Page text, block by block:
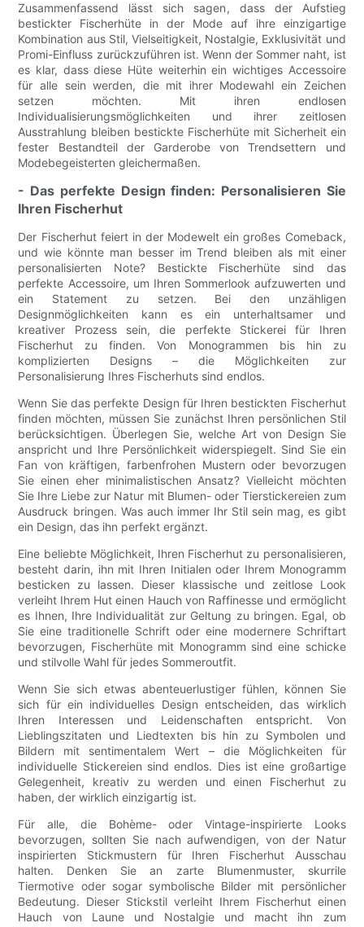
Zusammenfassend lässt sich sagen, dass der Aufstieg
bestickter Fischerhüte in der Mode auf ihre einzigartige
Kombination aus Stil, Vielseitigkeit, Nostalgie, Exklusivität und
Promi-Einfluss zurückzuführen ist. Wenn der Sommer naht, ist
es klar, dass diese Hüte weiterhin ein wichtiges Accessoire
für alle sein werden, die mit ihrer Modewahl ein Zeichen
setzen möchten. Mit ihren endlosen
Individualisierungsmöglichkeiten und ihrer zeitlosen
Ausstrahlung bleiben bestickte Fischerhüte mit Sicherheit ein
fester Bestandteil der Garderobe von Trendsettern und
Modebegeisterten gleichermaßen.
- Das perfekte Design finden: Personalisieren Sie
Ihren Fischerhut
Der Fischerhut feiert in der Modewelt ein großes Comeback,
und wie könnte man besser im Trend bleiben als mit einer
personalisierten Note? Bestickte Fischerhüte sind das
perfekte Accessoire, um Ihren Sommerlook aufzuwerten und
ein Statement zu setzen. Bei den unzähligen
Designmöglichkeiten kann es ein unterhaltsamer und
kreativer Prozess sein, die perfekte Stickerei für Ihren
Fischerhut zu finden. Von Monogrammen bis hin zu
komplizierten Designs – die Möglichkeiten zur
Personalisierung Ihres Fischerhuts sind endlos.
Wenn Sie das perfekte Design für Ihren bestickten Fischerhut
finden möchten, müssen Sie zunächst Ihren persönlichen Stil
berücksichtigen. Überlegen Sie, welche Art von Design Sie
anspricht und Ihre Persönlichkeit widerspiegelt. Sind Sie ein
Fan von kräftigen, farbenfrohen Mustern oder bevorzugen
Sie einen eher minimalistischen Ansatz? Vielleicht möchten
Sie Ihre Liebe zur Natur mit Blumen- oder Tierstickereien zum
Ausdruck bringen. Was auch immer Ihr Stil sein mag, es gibt
ein Design, das ihn perfekt ergänzt.
Eine beliebte Möglichkeit, Ihren Fischerhut zu personalisieren,
besteht darin, ihn mit Ihren Initialen oder Ihrem Monogramm
besticken zu lassen. Dieser klassische und zeitlose Look
verleiht Ihrem Hut einen Hauch von Raffinesse und ermöglicht
es Ihnen, Ihre Individualität zur Geltung zu bringen. Egal, ob
Sie eine traditionelle Schrift oder eine modernere Schriftart
bevorzugen, Fischerhüte mit Monogramm sind eine schicke
und stilvolle Wahl für jedes Sommeroutfit.
Wenn Sie sich etwas abenteuerlustiger fühlen, können Sie
sich für ein individuelles Design entscheiden, das wirklich
Ihren Interessen und Leidenschaften entspricht. Von
Lieblingszitaten und Liedtexten bis hin zu Symbolen und
Bildern mit sentimentalem Wert – die Möglichkeiten für
individuelle Stickereien sind endlos. Dies ist eine großartige
Gelegenheit, kreativ zu werden und einen Fischerhut zu
haben, der wirklich einzigartig ist.
Für alle, die Bohème- oder Vintage-inspirierte Looks
bevorzugen, sollten Sie nach aufwendigen, von der Natur
inspirierten Stickmustern für Ihren Fischerhut Ausschau
halten. Denken Sie an zarte Blumenmuster, skurrile
Tiermotive oder sogar symbolische Bilder mit persönlicher
Bedeutung. Dieser Stickstil verleiht Ihrem Fischerhut einen
Hauch von Laune und Nostalgie und macht ihn zum